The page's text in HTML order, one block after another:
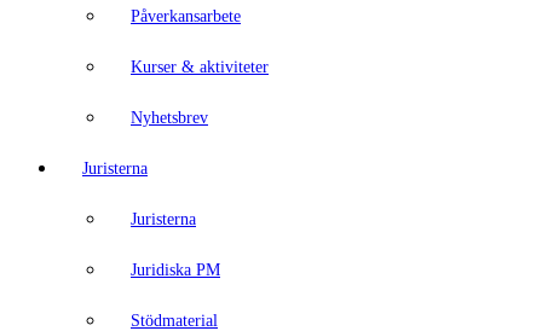
Påverkansarbete
Kurser & aktiviteter
Nyhetsbrev
Juristerna
Juristerna
Juridiska PM
Stödmaterial